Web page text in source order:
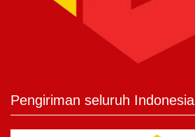
Pengiriman seluruh Indonesia